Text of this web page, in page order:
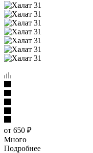
от 650 ₽
Много
Подробнее